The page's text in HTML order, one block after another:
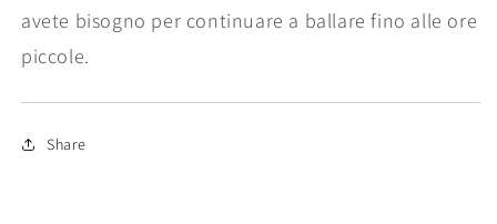
avete bisogno per continuare a ballare fino alle ore
piccole.
Share